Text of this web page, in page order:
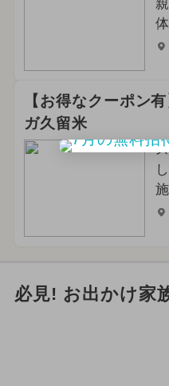
【お得なクーポン
ガ久留米
必見! お出かけ家